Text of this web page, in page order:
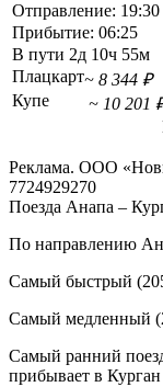
Отправление: 19:30
Прибытие: 06:25
В пути 2д 10ч 55м
Плацкарт~ 8 344 ₽
Купе
~ 10 201
Реклама. ООО
7724929270
Поезда Анапа –
По направлению
Самый быстрый
Самый медленный
Самый ранний
прибывает в